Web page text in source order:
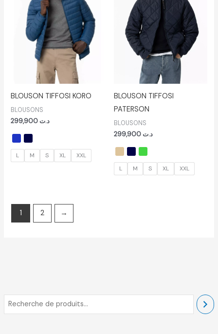
BLOUSON TIFFOSI KORO
BLOUSONS
د.ت
L M S XL XXL
BLOUSON TIFFOSI
PATERSON
BLOUSONS
د.ت
L M S XL XXL
1 2 →